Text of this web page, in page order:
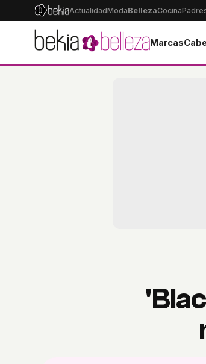
ActualidadModaBellezaCocina
Marcas